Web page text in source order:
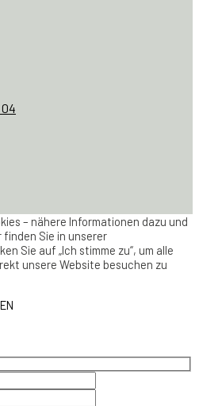
– nähere Informationen dazu und
Sie in unserer
Sie auf „Ich stimme zu“, um alle
unsere Website besuchen zu